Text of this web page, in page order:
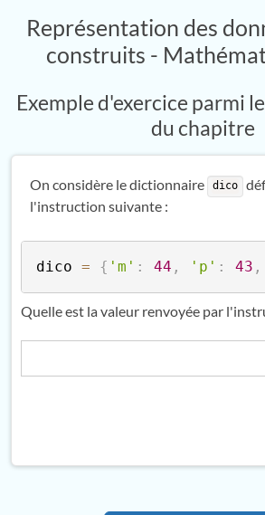
Représentation des
construits -
Exemple d'exercice parmi
du chapitre
On considère le dictionnaire dico
l'instruction suivante :
dico = { 'm' : 44 , 'p' : 43 ,
Quelle est la valeur renvoyée par